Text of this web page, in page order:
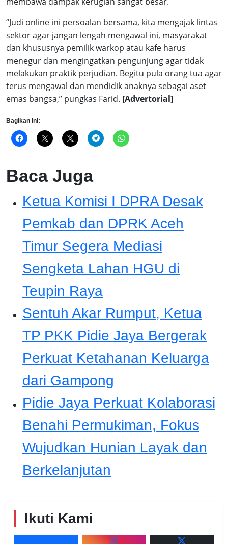
“Judi online ini persoalan bersama, kita mengajak lintas
sektor agar jangan lengah mengawal ini, masyarakat
dan khususnya pemilik warkop atau kafe harus
menegur dan mengingatkan pengunjung agar tidak
melakukan praktik perjudian. Begitu pula orang tua agar
terus mengawal dan mendidik anaknya sebagai aset
emas bangsa,” pungkas Farid. [Advertorial]
Bagikan ini:
Baca Juga
Ketua Komisi I DPRA Desak
Pemkab dan DPRK Aceh
Timur Segera Mediasi
Sengketa Lahan HGU di
Teupin Raya
Sentuh Akar Rumput, Ketua
TP PKK Pidie Jaya Bergerak
Perkuat Ketahanan Keluarga
dari Gampong
Pidie Jaya Perkuat Kolaborasi
Benahi Permukiman, Fokus
Wujudkan Hunian Layak dan
Berkelanjutan
Ikuti Kami